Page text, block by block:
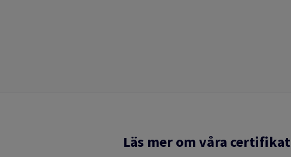
Läs mer om våra certifikat